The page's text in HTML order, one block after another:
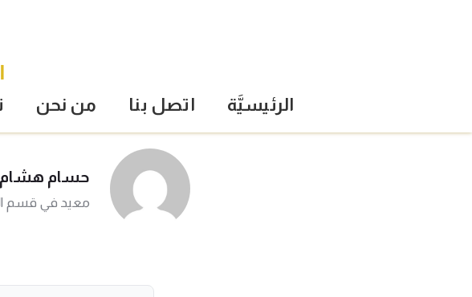
الرئيسيَّة اتصل بنا من نحن
حسام هشام
معيد في قسم